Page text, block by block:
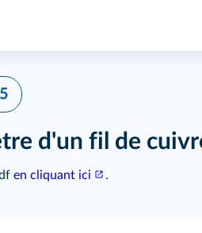
d'un fil de
en cliquant ici .